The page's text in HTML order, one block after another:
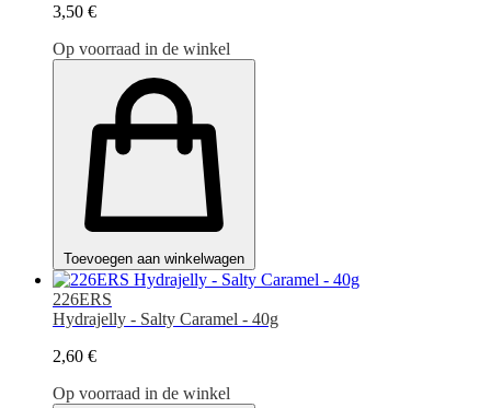
3,50 €
Op voorraad in de winkel
Toevoegen aan winkelwagen
226ERS
Hydrajelly - Salty Caramel - 40g
2,60 €
Op voorraad in de winkel